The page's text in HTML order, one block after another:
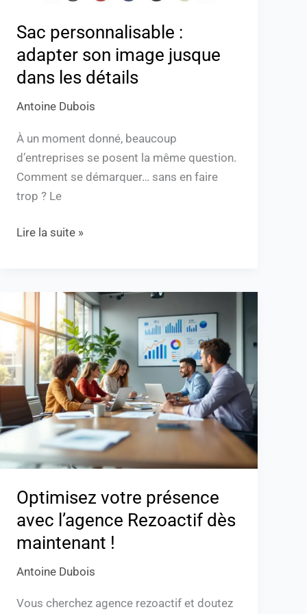
Sac personnalisable :
adapter son image jusque
dans les détails
Antoine Dubois
À un moment donné, beaucoup
d’entreprises se posent la même question.
Comment se démarquer… sans en faire
trop ? Le
Lire la suite »
Optimisez votre présence
avec l’agence Rezoactif dès
maintenant !
Antoine Dubois
Vous cherchez agence rezoactif et doutez
Optimisez
votre
présence
avec
l’agence
Rezoactif
dès
maintenant
!